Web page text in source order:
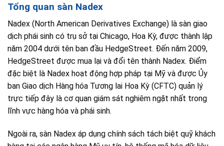
Tổng quan sàn Nadex
Nadex (North American Derivatives Exchange) là sàn giao
dịch phái sinh có trụ sở tại Chicago, Hoa Kỳ, được thành lập
năm 2004 dưới tên ban đầu HedgeStreet. Đến năm 2009,
HedgeStreet được mua lại và đổi tên thành Nadex. Điểm
đặc biệt là Nadex hoạt động hợp pháp tại Mỹ và được Ủy
ban Giao dịch Hàng hóa Tương lai Hoa Kỳ (CFTC) quản lý
trực tiếp đây là cơ quan giám sát nghiêm ngặt nhất trong
lĩnh vực hàng hóa và phái sinh.
Ngoài ra, sàn Nadex áp dụng chính sách tách biệt quỹ khách